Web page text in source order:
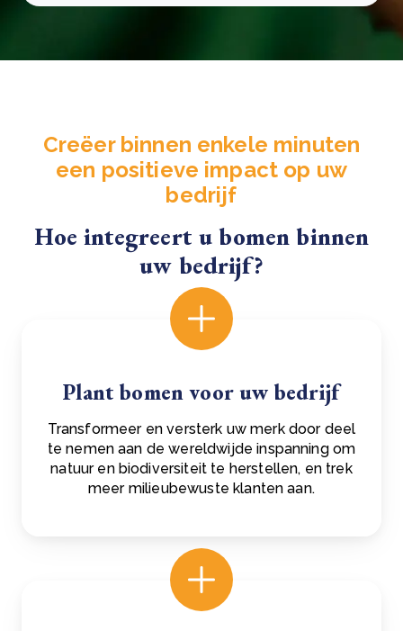
Creëer binnen enkele minuten
een positieve impact op uw
bedrijf
Hoe integreert u bomen binnen
uw bedrijf?
Plant bomen voor uw bedrijf
Transformeer en versterk uw merk door deel
te nemen aan de wereldwijde inspanning om
natuur en biodiversiteit te herstellen, en trek
meer milieubewuste klanten aan.